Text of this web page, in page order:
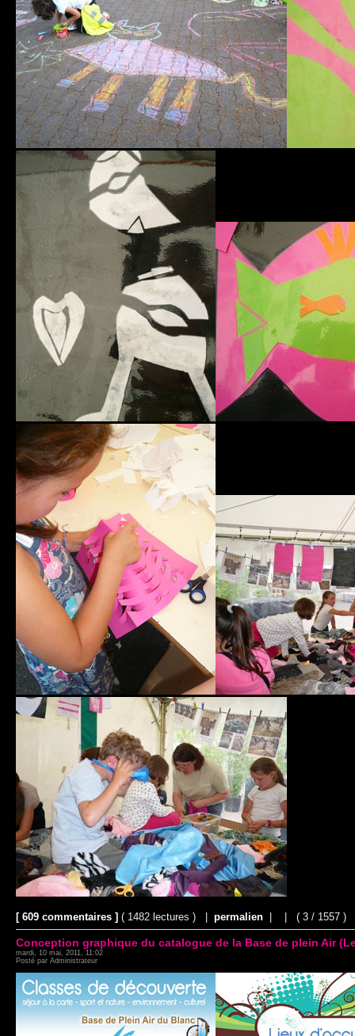
[ 609 commentaires ] ( 1482 lectures ) | permalien ( 3 / 1557 )
Conception graphique du catalogue de la Base de plein Air
mardi, 10 mai, 2011, 11:02
Posté par Administrateur